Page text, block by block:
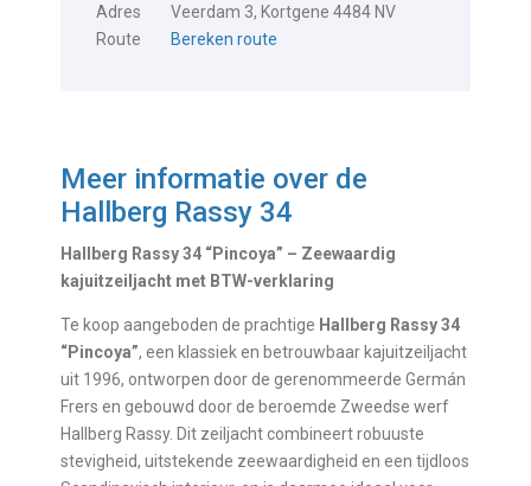
Adres
Veerdam 3, Kortgene 4484 NV
Route
Bereken route
Meer informatie over de
Hallberg Rassy 34
Hallberg Rassy 34 “Pincoya” – Zeewaardig
kajuitzeiljacht met BTW-verklaring
Te koop aangeboden de prachtige Hallberg Rassy 34
“Pincoya”, een klassiek en betrouwbaar kajuitzeiljacht
uit 1996, ontworpen door de gerenommeerde Germán
Frers en gebouwd door de beroemde Zweedse werf
Hallberg Rassy. Dit zeiljacht combineert robuuste
stevigheid, uitstekende zeewaardigheid en een tijdloos